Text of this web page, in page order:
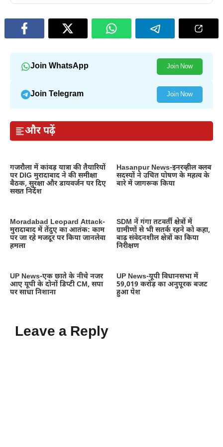
Join WhatsApp Join Now
Join Telegram Join Now
और पढ़ें
गजरौला में कांवड़ यात्रा की तैयारियों
पर DIG मुरादाबाद ने की समीक्षा
बैठक, सुरक्षा और डायवर्जन पर दिए
सख्त निर्देश
Hasanpur News-इनरव्हील क्लब
सदस्यों ने उचित पोषण के महत्व के
बारे में जागरूक किया
Moradabad Leopard Attack-
मुरादाबाद में तेंदुए का आतंक: काम
पर जा रहे मजदूर पर किया जानलेवा
हमला
SDM नें गंगा तटवर्ती क्षेत्रों में
ग्रामीणों से भी सतर्क रहने को कहा,
बाढ़ संवेदनशील क्षेत्रों का किया
निरीक्षण
UP News-एक छाते के नीचे नजर
आए यूपी के दोनों डिप्टी CM, सपा
पर साधा निशाना
UP News-यूपी विधानसभा में
59,019 करोड़ का अनुपूरक बजट
हुआ पेश
Leave a Reply